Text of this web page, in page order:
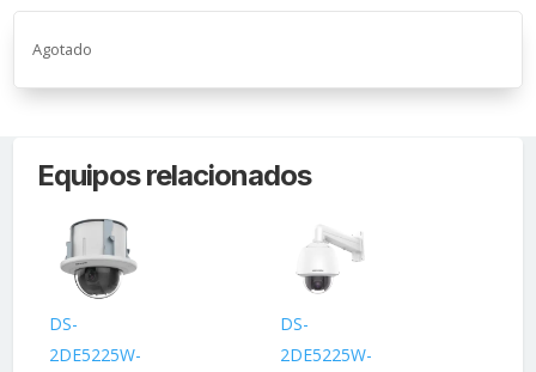
Agotado
Equipos relacionados
DS-
2DE5225W-
DS-
2DE5225W-